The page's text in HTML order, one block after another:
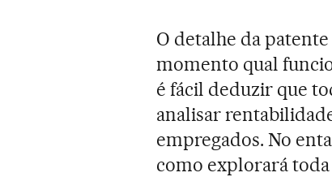
O detalhe da
momento qual
é fácil deduzir que
analisar
empregados. No
como explorará